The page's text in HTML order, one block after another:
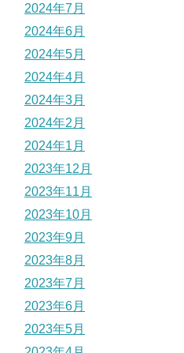
2024年7月
2024年6月
2024年5月
2024年4月
2024年3月
2024年2月
2024年1月
2023年12月
2023年11月
2023年10月
2023年9月
2023年8月
2023年7月
2023年6月
2023年5月